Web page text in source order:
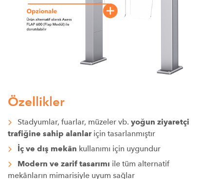
Özellikler
Stadyumlar, fuarlar, müzeler vb. yoğun ziyaretçi
trafiğine sahip alanlariçin tasarlanmıştır
İç ve dış mekân kullanımı için uygundur
Modern ve zarif tasarımı ile tüm alternatif
mekânların mimarisiyle uyum sağlar